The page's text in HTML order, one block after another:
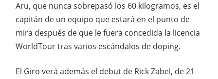
Aru, que nunca sobrepasó los 60 kilogramos, es el
capitán de un equipo que estará en el punto de
mira después de que le fuera concedida la licencia
WorldTour tras varios escándalos de doping.
El Giro verá además el debut de Rick Zabel, de 21